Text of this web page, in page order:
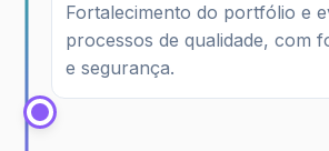
Fortalecimento do portfólio e
processos de qualidade, com
e segurança.